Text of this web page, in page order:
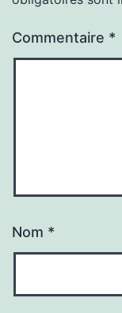
Commentaire *
Nom *